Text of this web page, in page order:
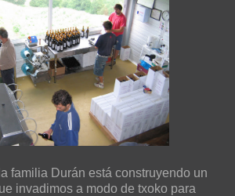
familia Durán está construyendo un
invadimos a modo de txoko para